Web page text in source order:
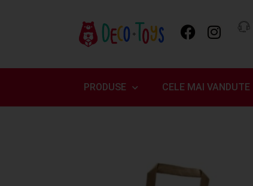
PRODUSE CELE MAI VANDUTE